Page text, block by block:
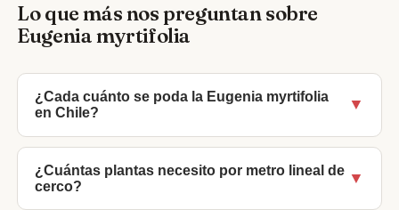
Lo que más nos preguntan sobre
Eugenia myrtifolia
¿Cada cuánto se poda la Eugenia myrtifolia
en Chile?
▼
En clima mediterráneo central (Valparaíso,
Metropolitana) se recomiendan 2 podas al año: una en
primavera (septiembre-octubre) para estimular el
¿Cuántas plantas necesito por metro lineal de
cerco?
▼